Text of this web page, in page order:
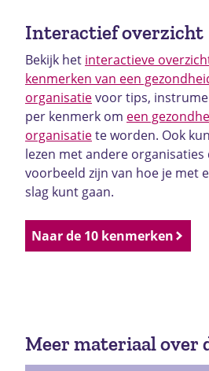
Interactief overzicht
Bekijk het interactieve
kenmerken van een
organisatievoor tips,
per kenmerk om een
organisatiete worden. Ook
lezen met andere organisaties
voorbeeld zijn van hoe je met
slag kunt gaan.
Naar de 10 kenmerken
Meer materiaal over